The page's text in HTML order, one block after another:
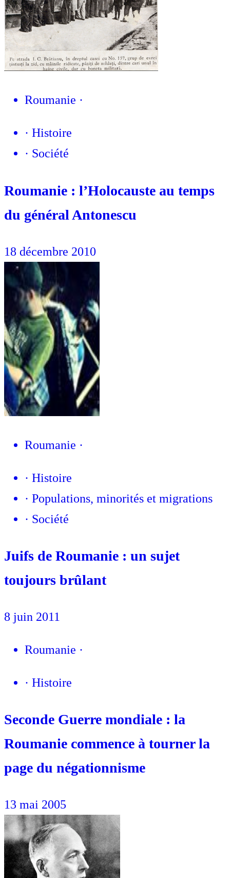
Roumanie ·
· Histoire
· Société
Roumanie : l’Holocauste au temps
du général Antonescu
18 décembre 2010
Roumanie ·
· Histoire
· Populations, minorités et migrations
· Société
Juifs de Roumanie : un sujet
toujours brûlant
8 juin 2011
Roumanie ·
· Histoire
Seconde Guerre mondiale : la
Roumanie commence à tourner la
page du négationnisme
13 mai 2005